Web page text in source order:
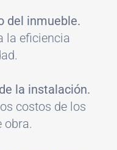
del inmueble.
la eficiencia
la instalación.
costos de los
obra.